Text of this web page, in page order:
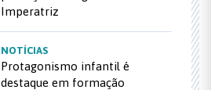
Imperatriz
NOTÍCIAS
Protagonismo infantil é
destaque em formação